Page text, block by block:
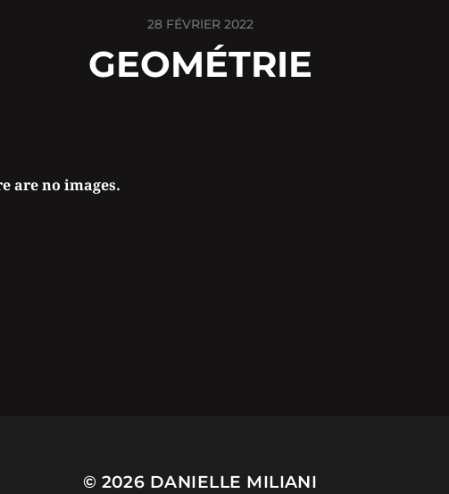
28 FÉVRIER 2022
GEOMÉTRIE
are no images.
© 2026 DANIELLE MILIANI